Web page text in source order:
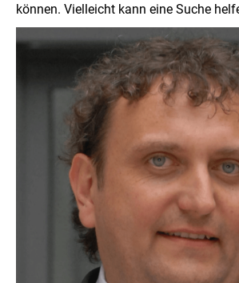
können. Vielleicht kann eine Suche